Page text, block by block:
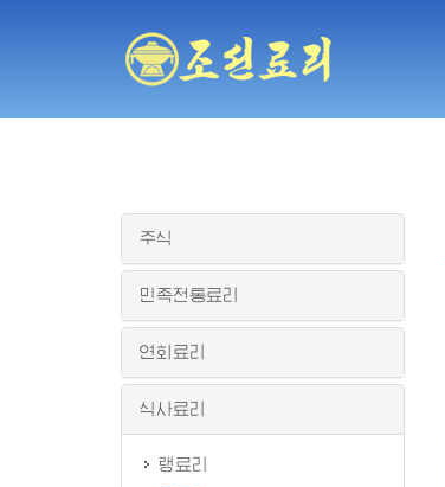
주식
민족전통료리
연회료리
식사료리
랭료리